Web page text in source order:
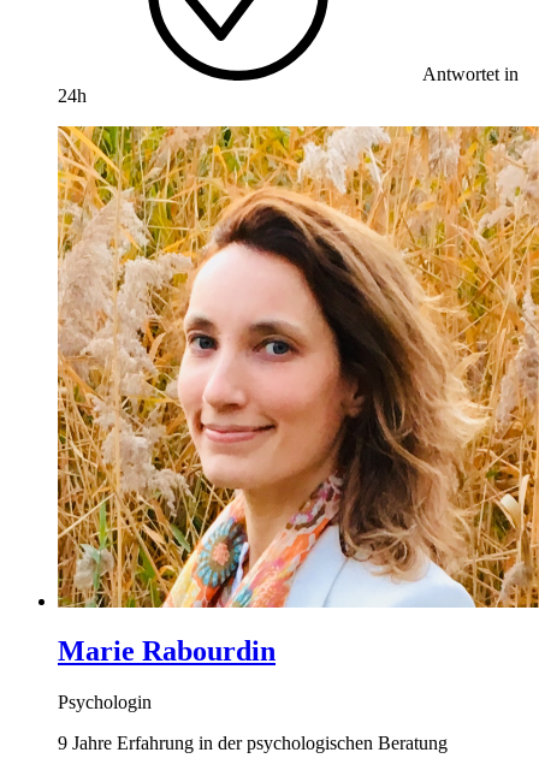
Antwortet in
24h
Marie Rabourdin
Psychologin
9 Jahre Erfahrung in der psychologischen Beratung